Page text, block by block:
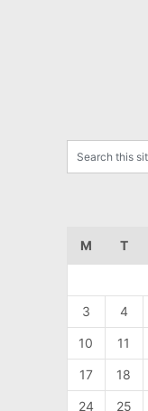
M T
3 4
10 11
17 18
24 25